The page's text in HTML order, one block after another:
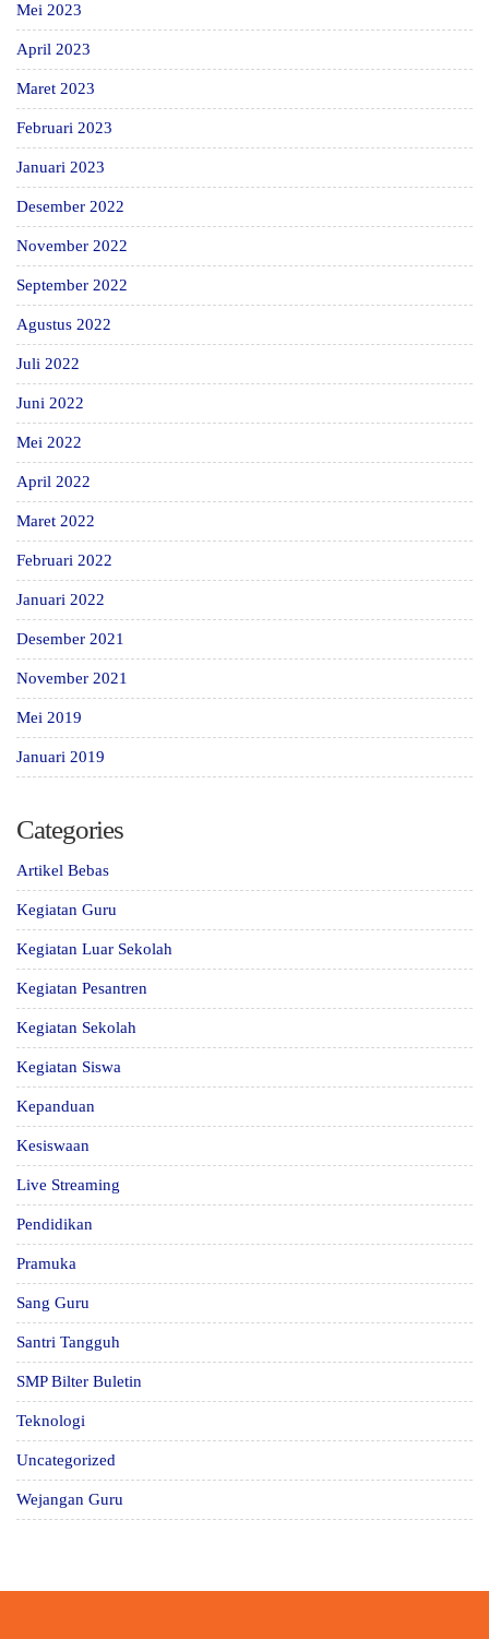
Mei 2023
April 2023
Maret 2023
Februari 2023
Januari 2023
Desember 2022
November 2022
September 2022
Agustus 2022
Juli 2022
Juni 2022
Mei 2022
April 2022
Maret 2022
Februari 2022
Januari 2022
Desember 2021
November 2021
Mei 2019
Januari 2019
Categories
Artikel Bebas
Kegiatan Guru
Kegiatan Luar Sekolah
Kegiatan Pesantren
Kegiatan Sekolah
Kegiatan Siswa
Kepanduan
Kesiswaan
Live Streaming
Pendidikan
Pramuka
Sang Guru
Santri Tangguh
SMP Bilter Buletin
Teknologi
Uncategorized
Wejangan Guru